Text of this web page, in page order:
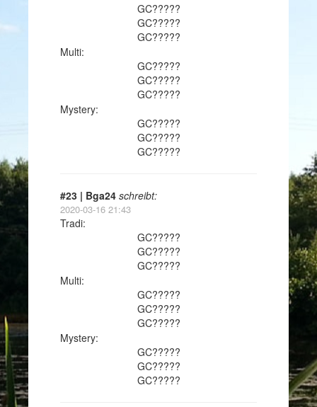
GC?????
GC?????
GC?????
Multi:
GC?????
GC?????
GC?????
Mystery:
GC?????
GC?????
GC?????
#23 | Bga24 schreibt:
2020-03-16 21:43
Tradi:
GC?????
GC?????
GC?????
Multi:
GC?????
GC?????
GC?????
Mystery:
GC?????
GC?????
GC?????